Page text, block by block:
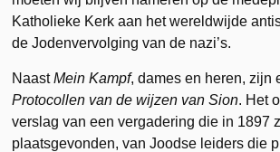
Katholieke Kerk aan het wereldwijde
de Jodenvervolging van de nazi’s.
NaastMein Kampf, dames en heren, zijn
Protocollen van de wijzen van Sion. Het
verslag van een vergadering die in 1897
plaatsgevonden, van Joodse leiders die